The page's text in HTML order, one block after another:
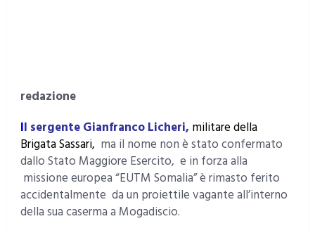
redazione
Il sergente Gianfranco Licheri,militare della
Brigata Sassari, ma il nome non è stato confermato
dallo Stato Maggiore Esercito, e in forza alla
missione europea “EUTM Somalia” è rimasto ferito
accidentalmente da un proiettile vagante all’interno
della sua caserma a Mogadiscio.